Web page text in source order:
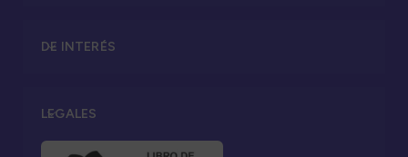
DE INTERÉS
LEGALES